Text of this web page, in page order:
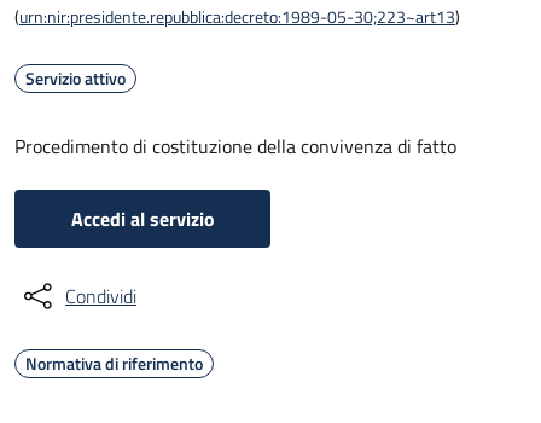
(urn:nir:presidente.repubblica:decreto:1989-05-30;223~art13)
Servizio attivo
Procedimento di costituzione della convivenza di fatto
Accedi al servizio
Condividi
Normativa di riferimento